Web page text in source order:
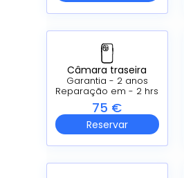
Câmara traseira
Garantia - 2 anos
Reparação em - 2 hrs
75 €
Reservar